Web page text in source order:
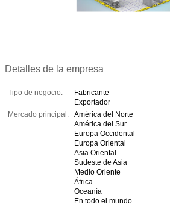
Detalles de la empresa
Tipo de negocio:
Fabricante
Exportador
Mercado principal:
América del Norte
América del Sur
Europa Occidental
Europa Oriental
Asia Oriental
Sudeste de Asia
Medio Oriente
África
Oceanía
En todo el mundo